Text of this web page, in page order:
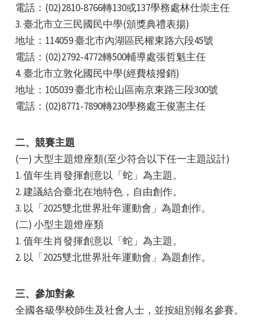
電話：(02)2810-8766轉130或137學務處林仕崇主任
3. 臺北市立三民國民中學(頒獎典禮表揚)
地址：114059 臺北市內湖區民權東路六段45號
電話：(02)2792-4772轉500輔導處張哲魁主任
4. 臺北市立敦化國民中學(經費核撥銷)
地址：105039 臺北市松山區南京東路三段300號
電話：(02)8771-7890轉230學務處王俊憲主任
二、競賽主題
(一) 大型主題燈座類(至少符合以下任一主題設計)
1. 值年生肖發揮創意以「蛇」為主題。
2. 建議結合臺北在地特色，自由創作。
3. 以「2025雙北世界壯年運動會」為題創作。
(二) 小型主題燈座類
1. 值年生肖發揮創意以「蛇」為主題。
2. 以「2025雙北世界壯年運動會」為題創作。
三、參加對象
全國各級學校師生及社會人士，並按組別報名參賽。